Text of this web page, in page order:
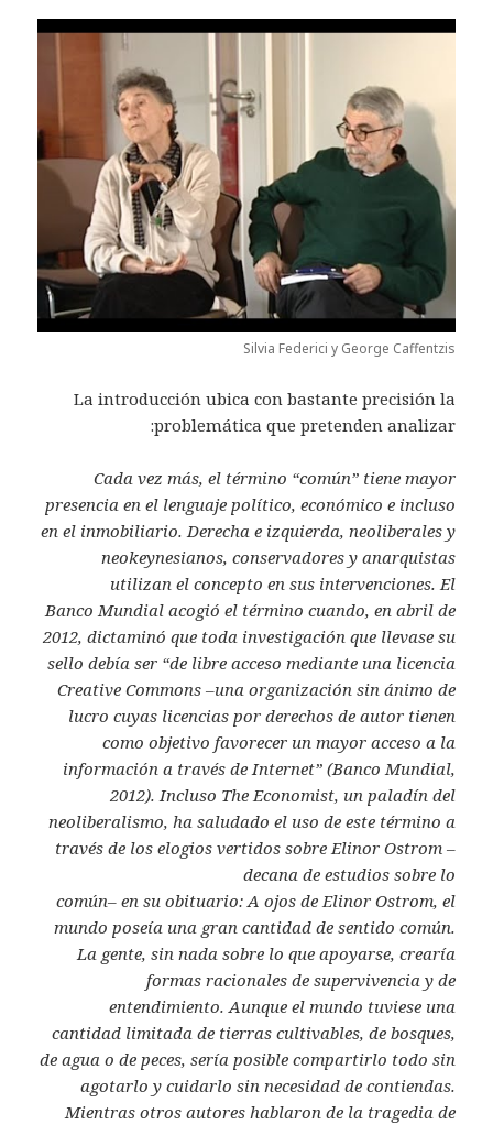
Silvia Federici y George Caffentzis
La introducción ubica con bastante precisión la
problemática que pretenden analizar:
Cada vez más, el término “común” tiene mayor
presencia en el lenguaje político, económico e incluso
en el inmobiliario. Derecha e izquierda, neoliberales y
neokeynesianos, conservadores y anarquistas
utilizan el concepto en sus intervenciones. El
Banco Mundial acogió el término cuando, en abril de
2012, dictaminó que toda investigación que llevase su
sello debía ser “de libre acceso mediante una licencia
Creative Commons –una organización sin ánimo de
lucro cuyas licencias por derechos de autor tienen
como objetivo favorecer un mayor acceso a la
información a través de Internet” (Banco Mundial,
2012). Incluso The Economist, un paladín del
neoliberalismo, ha saludado el uso de este término a
través de los elogios vertidos sobre Elinor Ostrom –
decana de estudios sobre lo
común– en su obituario: A ojos de Elinor Ostrom, el
mundo poseía una gran cantidad de sentido común.
La gente, sin nada sobre lo que apoyarse, crearía
formas racionales de supervivencia y de
entendimiento. Aunque el mundo tuviese una
cantidad limitada de tierras cultivables, de bosques,
de agua o de peces, sería posible compartirlo todo sin
agotarlo y cuidarlo sin necesidad de contiendas.
Mientras otros autores hablaron de la tragedia de